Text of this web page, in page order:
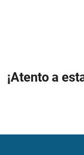
¡Atento a